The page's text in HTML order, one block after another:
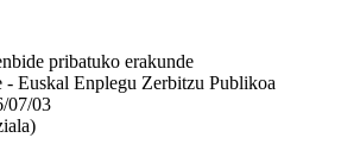
pribatuko erakunde
- Euskal Enplegu Zerbitzu Publikoa
07/03